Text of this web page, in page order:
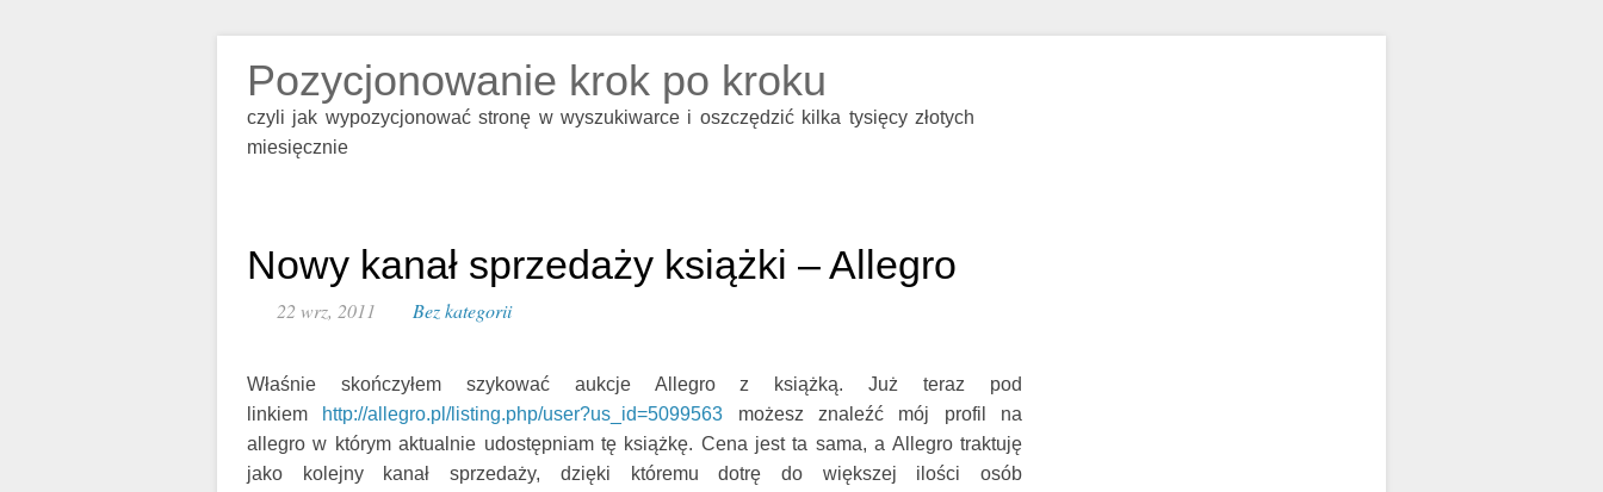
Pozycjonowanie krok po kroku
czyli jak wypozycjonować stronę w wyszukiwarce i oszczędzić kilka tysięcy złotych
miesięcznie
Nowy kanał sprzedaży książki – Allegro
22 wrz, 2011 Bez kategorii
Właśnie skończyłem szykować aukcje Allegro z książką. Już teraz pod
linkiem http://allegro.pl/listing.php/user?us_id=5099563 możesz znaleźć mój profil na
allegro w którym aktualnie udostępniam tę książkę. Cena jest ta sama, a Allegro traktuję
jako kolejny kanał sprzedaży, dzięki któremu dotrę do większej ilości osób